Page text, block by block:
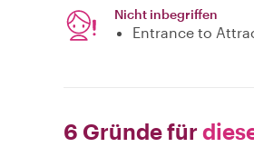
Nicht inbegriffen
Entrance to
6 Gründe für